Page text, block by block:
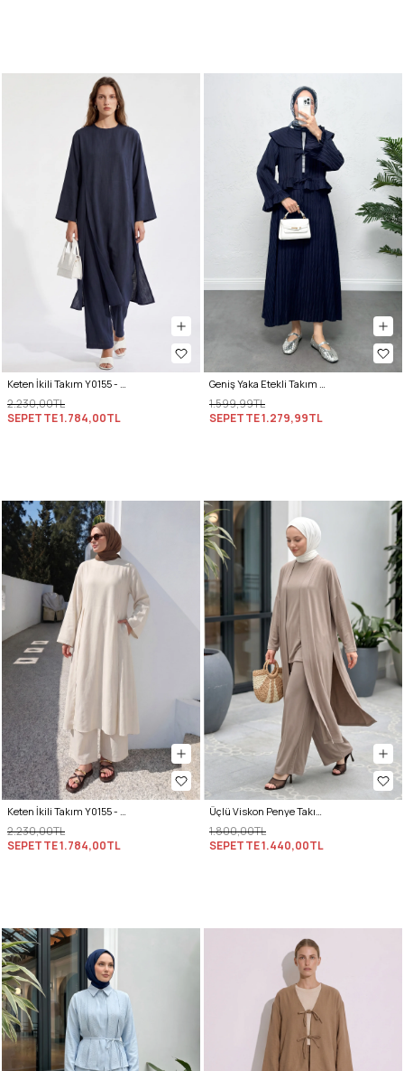
Keten İkili Takım Y0155 - LACİVERT
2.230,00TL
SEPETTE1.784,00TL
Geniş Yaka Etekli Takım Y0091 - LACİVERT
1.599,99TL
SEPETTE1.279,99TL
Keten İkili Takım Y0155 - EKRU
2.230,00TL
SEPETTE1.784,00TL
Üçlü Viskon Penye Takım 13205 - VİZON
1.800,00TL
SEPETTE1.440,00TL